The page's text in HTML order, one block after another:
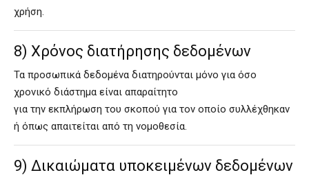
χρήση.
8) Χρόνος διατήρησης δεδομένων
Τα προσωπικά δεδομένα διατηρούνται μόνο για όσο
χρονικό διάστημα είναι απαραίτητο
για την εκπλήρωση του σκοπού για τον οποίο συλλέχθηκαν
ή όπως απαιτείται από τη νομοθεσία.
9) Δικαιώματα υποκειμένων δεδομένων